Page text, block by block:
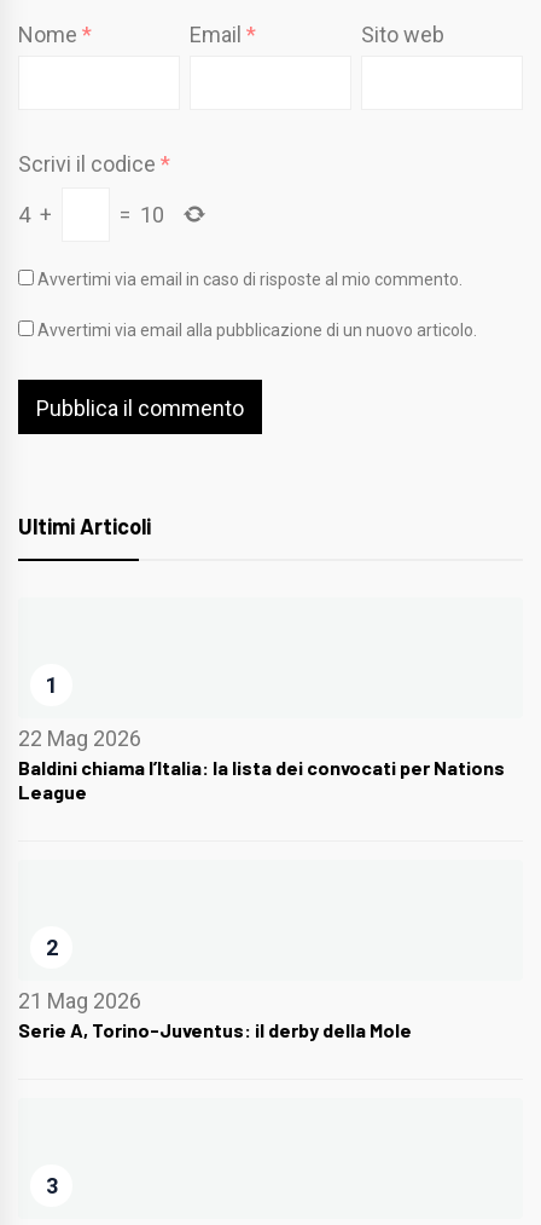
Nome * Email* Sito web
Scrivi il codice *
4 + = 10
Avvertimi via email in caso di risposte al mio commento.
Avvertimi via email alla pubblicazione di un nuovo articolo.
Ultimi Articoli
1
22 Mag 2026
Baldini chiama l’Italia: la lista dei convocati per Nations
League
2
21 Mag 2026
Serie A, Torino-Juventus: il derby della Mole
3